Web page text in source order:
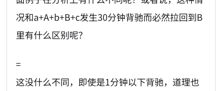
况和a+A+b+B+c发生30分钟背驰而必然拉回到B
里有什么区别呢？
=
这没什么不同，即使是1分钟以下背驰，道理也